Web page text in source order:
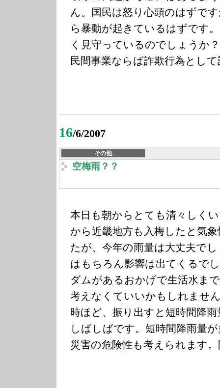
ん。国民は怒り心頭のはずで
ら暴動が起きているはずです
く見守っているのでしょうか
民間事業ならば詐欺行為とし
16/6/2007
その他
空梅雨？？
本日も朝からとても清々しく
から近畿地方も入梅したと気
たが、今年の雨量は大丈夫で
はもちろん影響は出てくるで
ダムがあるおかげで生活水ま
考えなくていいかもしれませ
時ほど、振り出すと短時間降
しばしばです。短時間降雨量
災害の危険性も考えられます